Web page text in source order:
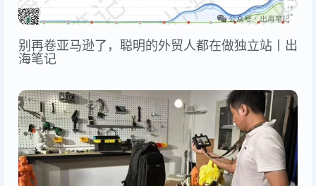
别再卷亚马逊了，聪明的外贸人都在做独立站丨出
海笔记